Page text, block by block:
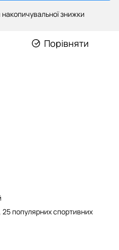
знижки
Порівняти
25 популярних спортивних